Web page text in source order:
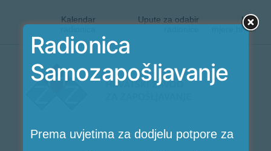
Kalendar
Upute za odabir
|
mjere.hr
Preskoči
Radionice
Radionica
Samozapošljavanje
Prema uvjetima za dodjelu potpore za